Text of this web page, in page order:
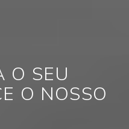
O SEU
O NOSSO